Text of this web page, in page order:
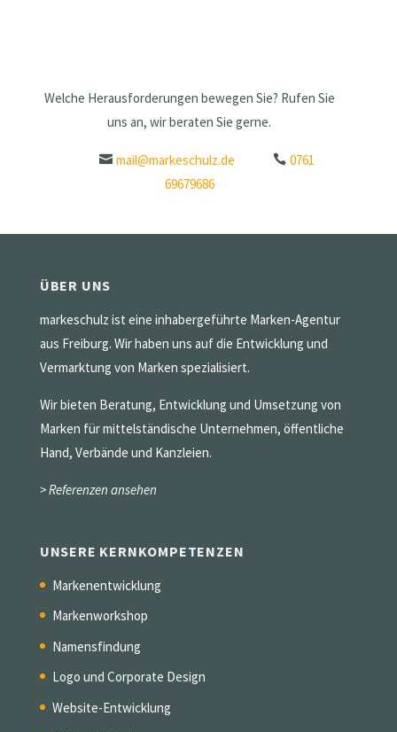
Welche Herausforderungen bewegen Sie? Rufen Sie
uns an, wir beraten Sie gerne.
mail@markeschulz.de
0761
69679686
ÜBER UNS
markeschulz ist eine inhabergeführte Marken-Agentur
aus Freiburg. Wir haben uns auf die Entwicklung und
Vermarktung von Marken spezialisiert.
Wir bieten Beratung, Entwicklung und Umsetzung von
Marken für mittelständische Unternehmen, öffentliche
Hand, Verbände und Kanzleien.
> Referenzen ansehen
UNSERE KERNKOMPETENZEN
Markenentwicklung
Markenworkshop
Namensfindung
Logo und Corporate Design
Website-Entwicklung